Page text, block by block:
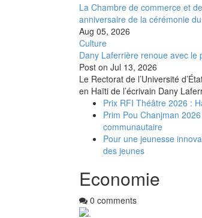
La Chambre de commerce et
anniversaire de la cérémonie
Aug 05, 2026
Culture
Dany Laferrière renoue avec le
Post on Jul 13, 2026
Le Rectorat de l’Université
en Haïti de l’écrivain Dany
Prix RFI Théâtre 2026 :
Prim Pou Chanjman
communautaire
Pour une jeunesse
des jeunes
Economie
0 comments